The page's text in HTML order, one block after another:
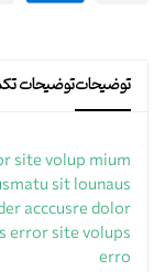
توضیحاتتوضیحات
site volup mium
sit lounaus
acccusre dolor
error site volups
erro